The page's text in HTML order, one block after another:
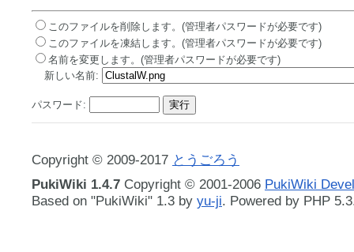
このファイルを削除します。(管理者パスワードが必要です)
このファイルを凍結します。(管理者パスワードが必要です)
名前を変更します。(管理者パスワードが必要です)
新しい名前:
パスワード:
Copyright © 2009-2017 とうごろう
PukiWiki 1.4.7 Copyright © 2001-2006 PukiWiki
Based on "PukiWiki" 1.3 by yu-ji. Powered by PHP